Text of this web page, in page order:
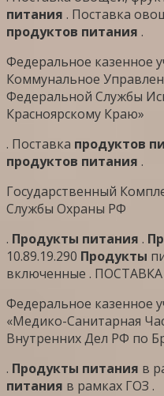
питания . Поставка
продуктов питания .
Федеральное казенное
Коммунальное
Федеральной Службы
Красноярскому Краю»
. Поставка продуктов
продуктов питания .
Государственный
Службы Охраны РФ
. Продукты питания .
10.89.19.290 Продукты
включенные . ПОСТАВКА
Федеральное казенное
«Медико-Санитарная
Внутренних Дел РФ по
. Продукты питания в
питания в рамках ГОЗ .